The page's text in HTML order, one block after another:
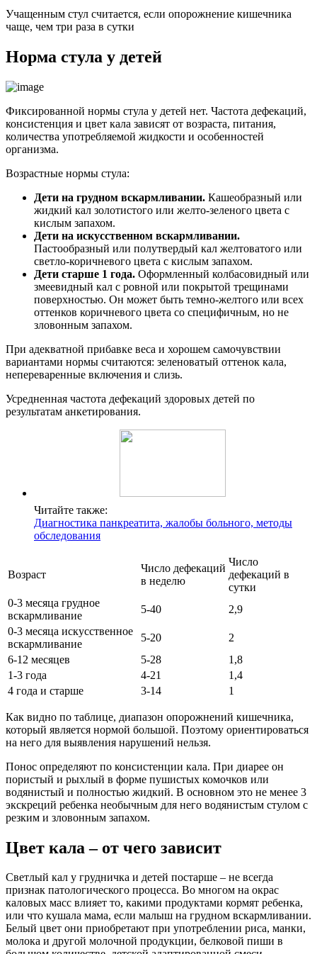
Учащенным стул считается, если опорожнение кишечника
чаще, чем три раза в сутки
Норма стула у детей
Фиксированной нормы стула у детей нет. Частота дефекаций,
консистенция и цвет кала зависят от возраста, питания,
количества употребляемой жидкости и особенностей
организма.
Возрастные нормы стула:
Дети на грудном вскармливании. Кашеобразный или
жидкий кал золотистого или желто-зеленого цвета с
кислым запахом.
Дети на искусственном вскармливании.
Пастообразный или полутвердый кал желтоватого или
светло-коричневого цвета с кислым запахом.
Дети старше 1 года. Оформленный колбасовидный или
змеевидный кал с ровной или покрытой трещинами
поверхностью. Он может быть темно-желтого или всех
оттенков коричневого цвета со специфичным, но не
зловонным запахом.
При адекватной прибавке веса и хорошем самочувствии
вариантами нормы считаются: зеленоватый оттенок кала,
непереваренные включения и слизь.
Усредненная частота дефекаций здоровых детей по
результатам анкетирования.
Читайте также:
Диагностика панкреатита, жалобы больного, методы
обследования
Возраст
Число дефекаций
в неделю
Число
дефекаций в
сутки
0-3 месяца грудное
вскармливание
5-40
2,9
0-3 месяца искусственное
вскармливание
5-20
2
6-12 месяцев
5-28
1,8
1-3 года
4-21
1,4
4 года и старше
3-14 1
Как видно по таблице, диапазон опорожнений кишечника,
который является нормой большой. Поэтому ориентироваться
на него для выявления нарушений нельзя.
Понос определяют по консистенции кала. При диарее он
пористый и рыхлый в форме пушистых комочков или
водянистый и полностью жидкий. В основном это не менее 3
экскреций ребенка необычным для него водянистым стулом с
резким и зловонным запахом.
Цвет кала – от чего зависит
Светлый кал у грудничка и детей постарше – не всегда
признак патологического процесса. Во многом на окрас
каловых масс влияет то, какими продуктами кормят ребенка,
или что кушала мама, если малыш на грудном вскармливании.
Белый цвет они приобретают при употреблении риса, манки,
молока и другой молочной продукции, белковой пиши в